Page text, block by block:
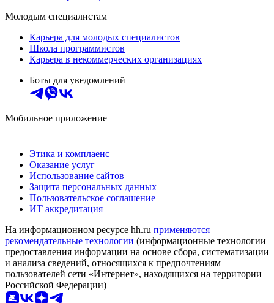
Молодым специалистам
Карьера для молодых специалистов
Школа программистов
Карьера в некоммерческих организациях
Боты для уведомлений
Мобильное приложение
Этика и комплаенс
Оказание услуг
Использование сайтов
Защита персональных данных
Пользовательское соглашение
ИТ аккредитация
На информационном ресурсе hh.ru применяются
рекомендательные технологии (информационные технологии
предоставления информации на основе сбора, систематизации
и анализа сведений, относящихся к предпочтениям
пользователей сети «Интернет», находящихся на территории
Российской Федерации)